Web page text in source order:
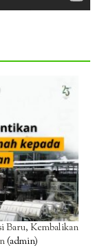
Baru, Kembalikan
(admin)